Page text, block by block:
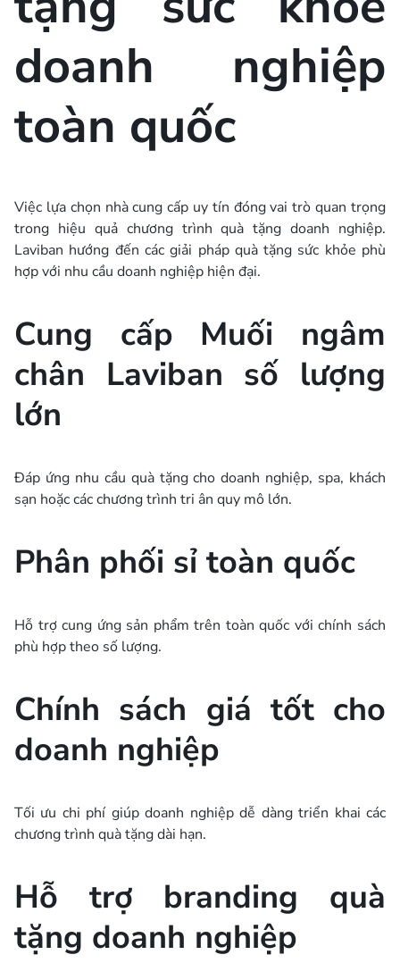
doanh nghiệp
toàn quốc
Việc lựa chọn nhà cung cấp uy tín đóng vai trò quan trọng
trong hiệu quả chương trình quà tặng doanh nghiệp.
Laviban hướng đến các giải pháp quà tặng sức khỏe phù
hợp với nhu cầu doanh nghiệp hiện đại.
Cung cấp Muối ngâm
chân Laviban số lượng
lớn
Đáp ứng nhu cầu quà tặng cho doanh nghiệp, spa, khách
sạn hoặc các chương trình tri ân quy mô lớn.
Phân phối sỉ toàn quốc
Hỗ trợ cung ứng sản phẩm trên toàn quốc với chính sách
phù hợp theo số lượng.
Chính sách giá tốt cho
doanh nghiệp
Tối ưu chi phí giúp doanh nghiệp dễ dàng triển khai các
chương trình quà tặng dài hạn.
Hỗ trợ branding quà
tặng doanh nghiệp